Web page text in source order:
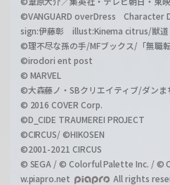
©VANGUARD overDress Character
sign:伊藤彰 illust:Kinema citrus/獣道
©理不尽な孫の手/MFブックス/「無職
©irodori ent post
© MARVEL
©大森藤ノ・SBクリエイティブ/ダンま
© 2016 COVER Corp.
©D_CIDE TRAUMEREI PROJECT
©CIRCUS/ ©HIKOSEN
©2001-2021 CIRCUS
© SEGA / © Colorful Palette Inc. / ©
w.piapro.net
All rights